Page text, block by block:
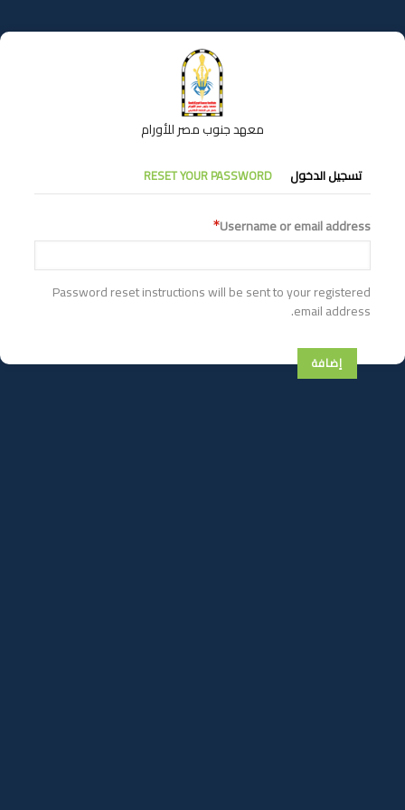
إلى
المحتوى
معهد جنوب مصر للأورام
التبويبات
الأساسية
تسجيل الدخول RESET YOUR PASSWORD
Username or email address
Password reset instructions will be sent to your registered
email address.